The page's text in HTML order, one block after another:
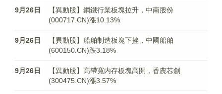
9月26日
【異動股】鋼鐵行業板塊拉升，中南股份
(000717.CN)漲10.13%
9月26日
【異動股】船舶制造板塊下挫，中國船舶
(600150.CN)跌3.18%
9月26日
【異動股】高帶寬内存板塊高開，香農芯創
(300475.CN)漲3.57%